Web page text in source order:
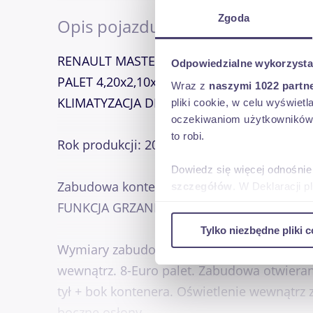
Zgoda
Odpowiedzialne
Wraz z naszymi 1022
pliki cookie, w celu
oczekiwaniom
to robi.
Dowiedz się więcej
szczegółów . W Deklaracji
ruch w naszej witrynie.
uzyskanymi podczas
Tylko niezbędne pliki
Opis pojazdu
RENAULT MASTER 2,3 DCI-146 KM EURO-
PALET 4,20x2,10x2,00 AGREGAT CARRIER
KLIMATYZACJA DMC: 3500 KG KATEGORIA
Rok produkcji: 2022. Data pierwszej
Zabudowa kontener : CHŁODNIA IZOTERMA
FUNKCJA GRZANIA.
Wymiary zabudowy: Długość: 4,20 m
wewnątrz. 8-Euro palet. Zabudowa
tył + bok kontenera. Oświetlenie